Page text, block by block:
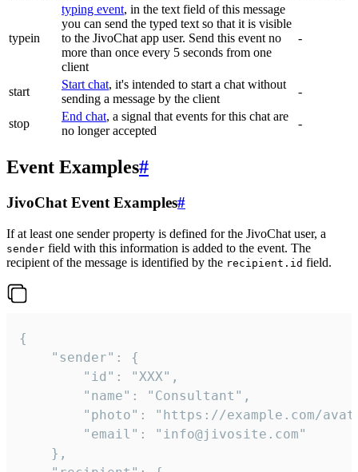
typein
typing event, in the text field of this message
you can send the typed text so that it is visible
to the JivoChat app user. Send this event no
more than once every 5 seconds from one
client
-
start
Start chat, it's intended to start a chat without
sending a message by the client
-
stop
End chat, a signal that events for this chat are
no longer accepted
-
Event Examples#
JivoChat Event Examples#
If at least one sender property is defined for the JivoChat user, a
sender field with this information is added to the event. The
recipient of the message is identified by the recipient.id field.
{